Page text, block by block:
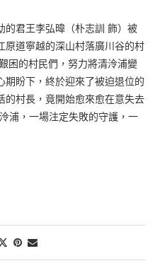
君王李弘暐（朴志訓 飾）被
原道寧越的深山村落廣川谷的村
困的村民們，努力將清泠浦變
期盼下，終於迎來了被迫退位的
的村長，竟開始愈來愈在意失去
浦，一場注定失敗的守護，一